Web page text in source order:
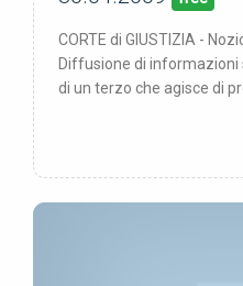
CORTE di GIUSTIZIA -
Diffusione di informazioni
di un terzo che agisce di